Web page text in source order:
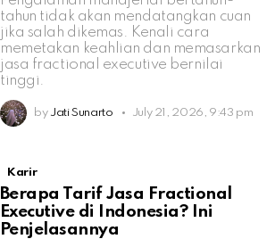
tahun tidak akan mendatangkan cuan
jika salah dikemas. Kenali cara
memetakan keahlian dan memasarkan
jasa fractional executive bernilai
tinggi.
by Jati Sunarto July 21, 2026, 9:43 pm
Karir
Berapa Tarif Jasa Fractional
Executive di Indonesia? Ini
Penjelasannya